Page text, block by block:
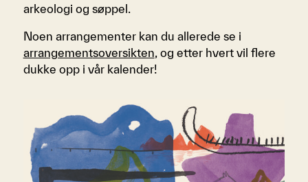
arkeologi og søppel.
Noen arrangementer kan du allerede se i
arrangementsoversikten, og etter hvert vil flere
dukke opp i vår kalender!